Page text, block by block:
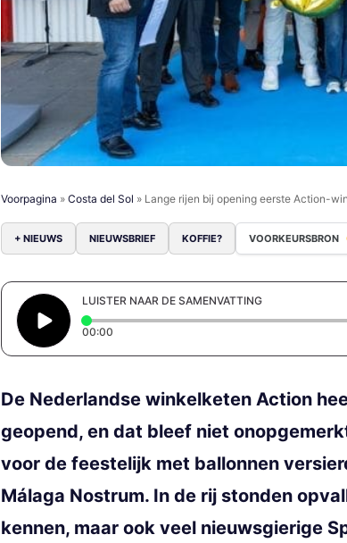
Voorpagina » Costa del Sol » Lange rijen bij opening eerste Action-
+ NIEUWS NIEUWSBRIEF KOFFIE? VOORKEURSBRON
LUISTER NAAR DE SAMENVATTING
00:00
De Nederlandse winkelketen Action
geopend, en dat bleef niet
voor de feestelijk met ballonnen
Málaga Nostrum. In de rij stonden
kennen, maar ook veel nieuwsgierige